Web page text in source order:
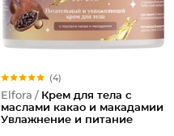
(4)
Elfora / Крем для тела с
маслами какао и макадамии
Увлажнение и питание